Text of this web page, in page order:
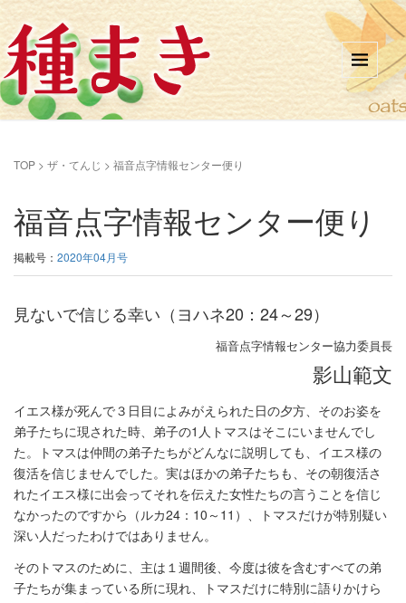
TOP > ザ・てんじ > 福音点字情報センター便り
福音点字情報センター便り
掲載号： 2020年04月号
見ないで信じる幸い（ヨハネ20：24～29）
福音点字情報センター協力委員長
影山範文
イエス様が死んで３日目によみがえられた日の夕方、そのお姿を
弟子たちに現された時、弟子の1人トマスはそこにいませんでし
た。トマスは仲間の弟子たちがどんなに説明しても、イエス様の
復活を信じませんでした。実はほかの弟子たちも、その朝復活さ
れたイエス様に出会ってそれを伝えた女性たちの言うことを信じ
なかったのですから（ルカ24：10～11）、トマスだけが特別疑い
深い人だったわけではありません。
そのトマスのために、主は１週間後、今度は彼を含むすべての弟
子たちが集まっている所に現れ、トマスだけに特別に語りかけら